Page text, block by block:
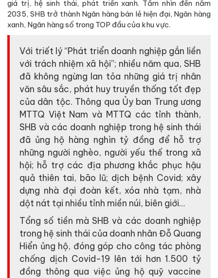
giá trị, hệ sinh thái, phát triển xanh. Tầm nhìn đến năm
2035, SHB trở thành Ngân hàng bán lẻ hiện đại, Ngân hàng
xanh, Ngân hàng số trong TOP đầu của khu vực.
Với triết lý “Phát triển doanh nghiệp gắn liền
với trách nhiệm xã hội”; nhiều năm qua, SHB
đã không ngừng lan tỏa những giá trị nhân
văn sâu sắc, phát huy truyền thống tốt đẹp
của dân tộc. Thông qua Ủy ban Trung ương
MTTQ Việt Nam và MTTQ các tỉnh thành,
SHB và các doanh nghiệp trong hệ sinh thái
đã ủng hộ hàng nghìn tỷ đồng để hỗ trợ
những người nghèo, người yếu thế trong xã
hội; hỗ trợ các địa phương khắc phục hậu
quả thiên tai, bão lũ; dịch bệnh Covid; xây
dựng nhà đại đoàn kết, xóa nhà tạm, nhà
dột nát tại nhiều tỉnh miền núi, biên giới…
Tổng số tiền mà SHB và các doanh nghiệp
trong hệ sinh thái của doanh nhân Đỗ Quang
Hiển ủng hộ, đóng góp cho công tác phòng
chống dịch Covid-19 lên tới hơn 1.500 tỷ
đồng thông qua việc ủng hộ quỹ vaccine